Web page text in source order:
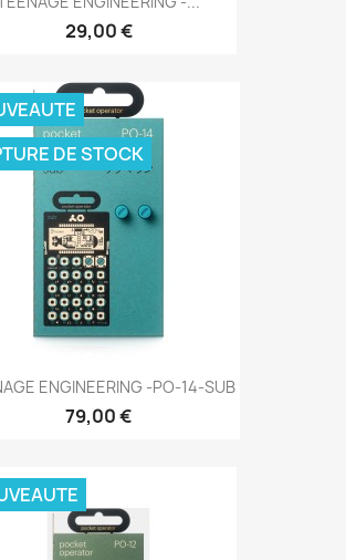
29,00 €
ENGINEERING -PO-14-SUB
79,00 €
DE STOCK